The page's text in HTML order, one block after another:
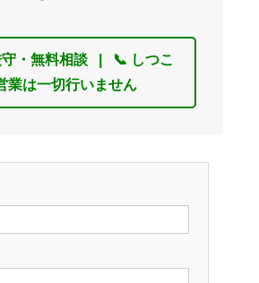
守・無料相談 | 📞 しつこ
業は一切行いません